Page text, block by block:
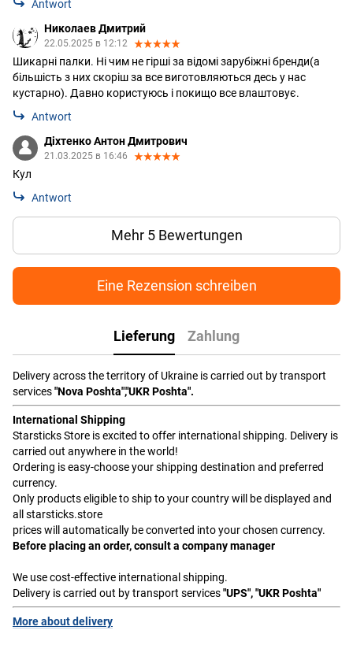
Antwort
Николаев Дмитрий
22.05.2025 в 12:12
Шикарні палки. Ні чим не гірші за відомі зарубіжні бренди(а
більшість з них скоріш за все виготовляються десь у нас
кустарно). Давно користуюсь і покищо все влаштовує.
Antwort
Діхтенко Антон Дмитрович
21.03.2025 в 16:46
Кул
Antwort
Mehr 5 Bewertungen
Eine Rezension schreiben
Lieferung Zahlung
Delivery across the territory of Ukraine is carried out by transport
services"Nova Poshta","UKR Poshta".
International Shipping
Starsticks Store is excited to offer international shipping. Delivery is
carried out anywhere in the world!
Ordering is easy-choose your shipping destination and preferred
currency.
Only products eligible to ship to your country will be displayed and
all starsticks.store
prices will automatically be converted into your chosen currency.
Before placing an order, consult a company manager
We use cost-effective international shipping.
Delivery is carried out by transport services"UPS", "UKR Poshta"
More about delivery